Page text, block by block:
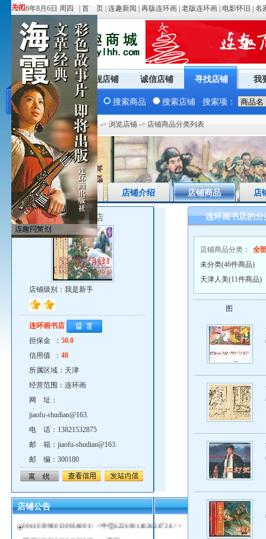
关闭
关闭
2026年8月6日 周四 | 首 页 连趣新闻 再版连环画 老版连环画 电影怀旧 名
商城首页 旗舰店铺 诚信店铺 寻找店铺 我
搜索商品 搜索店铺 搜索项：
您现在的位置：商城首页 -> 浏览店铺 -> 店铺商品分类列表
店铺首页 店铺介绍 店铺商品 店
连环画书店
店铺级别：我是新手
连环画书店
担保金 ： 50.0
信用值 ： 48
所属区域：天津
经营范围：连环画
网 址：
jiaofu-shudian@163.
电 话：13821532875
邮 箱：jiaofu-shudian@163.
邮 编：300180
店铺公告
连环画交流欢迎光临！我的邮箱jiaofu-
shudian@163.com qq619387417网址
http://see.cartoonwin.com/supermarket/shops/index.php?
id=211电话15822888189.13821532875<农行
6228480020315754810> <建行
连环画书店的分
店铺商品分类：
全
未分类(46件商品)
天津人美(11件商品)
图